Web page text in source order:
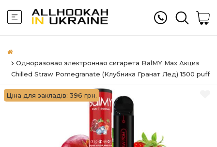
Одноразовая электронная сигарета BalMY Max Акциз
Chilled Straw Pomegranate (Клубника Гранат Лед) 1500 puff
Ціна для закладів: 396 грн.